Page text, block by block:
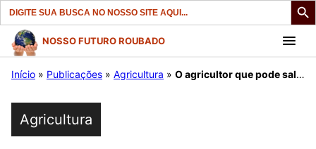
Search
for:
Pular
para
conteúdo
NOSSO FUTURO ROUBADO
Início » Publicações » Agricultura » O agricultor que pode salvar as nossas terras. Artigo de Carlo Petrini.
Agricultura